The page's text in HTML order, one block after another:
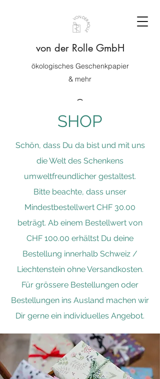
von der Rolle GmbH
ökologisches Geschenkpapier
& mehr
SHOP
Schön, dass Du da bist und mit uns
die Welt des Schenkens
umweltfreundlicher gestaltest.
Bitte beachte, dass unser
Mindestbestellwert CHF 30.00
beträgt. Ab einem Bestellwert von
CHF 100.00 erhältst Du deine
Bestellung innerhalb Schweiz /
Liechtenstein ohne Versandkosten.
Für grössere Bestellungen oder
Bestellungen ins Ausland machen wir
Dir gerne ein individuelles Angebot.